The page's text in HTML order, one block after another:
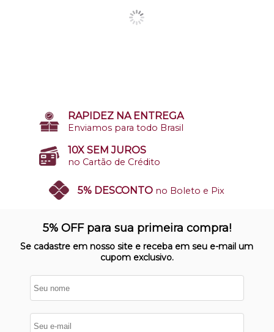
RAPIDEZ NA ENTREGA
Enviamos para todo Brasil
10X SEM JUROS
no Cartão de Crédito
5% DESCONTO no Boleto e Pix
Nosso site opera em ambiente
protegido
5% OFF para sua primeira compra!
Se cadastre em nosso site e receba em seu e-mail um
cupom exclusivo.